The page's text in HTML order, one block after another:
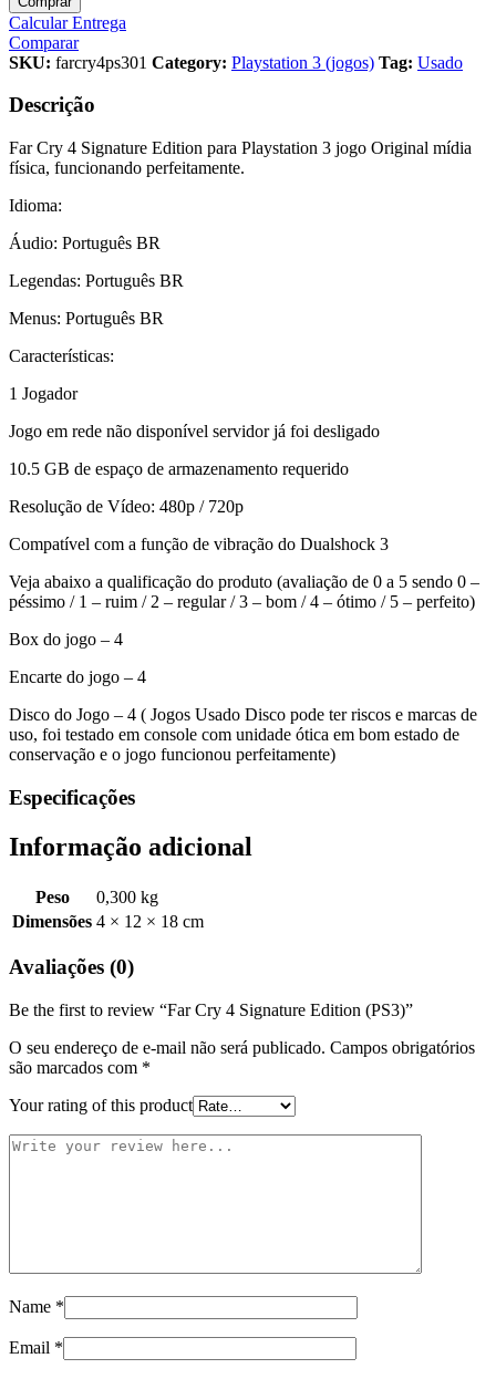
Calcular Entrega
Comparar
SKU: farcry4ps301 Category: Playstation 3 (jogos) Tag: Usado
Descrição
Far Cry 4 Signature Edition para Playstation 3 jogo Original mídia
física, funcionando perfeitamente.
Idioma:
Áudio: Português BR
Legendas: Português BR
Menus: Português BR
Características:
1 Jogador
Jogo em rede não disponível servidor já foi desligado
10.5 GB de espaço de armazenamento requerido
Resolução de Vídeo: 480p / 720p
Compatível com a função de vibração do Dualshock 3
Veja abaixo a qualificação do produto (avaliação de 0 a 5 sendo 0 –
péssimo / 1 – ruim / 2 – regular / 3 – bom / 4 – ótimo / 5 – perfeito)
Box do jogo – 4
Encarte do jogo – 4
Disco do Jogo – 4 ( Jogos Usado Disco pode ter riscos e marcas de
uso, foi testado em console com unidade ótica em bom estado de
conservação e o jogo funcionou perfeitamente)
Especificações
Informação adicional
Peso
0,300 kg
Dimensões 4 × 12 × 18 cm
Avaliações (0)
Be the first to review “Far Cry 4 Signature Edition (PS3)”
O seu endereço de e-mail não será publicado. Campos obrigatórios
são marcados com *
Your rating of this product
Name *
Email *